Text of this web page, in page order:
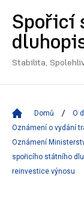
Spořicí
Stabilita,
Domů O
Oznámení o vydání
Oznámení
spořicího státního
reinvestice výnosu